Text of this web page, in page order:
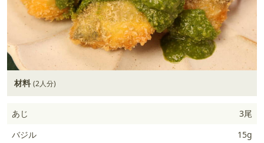
材料 (2人分)
あじ
3尾
バジル
15g